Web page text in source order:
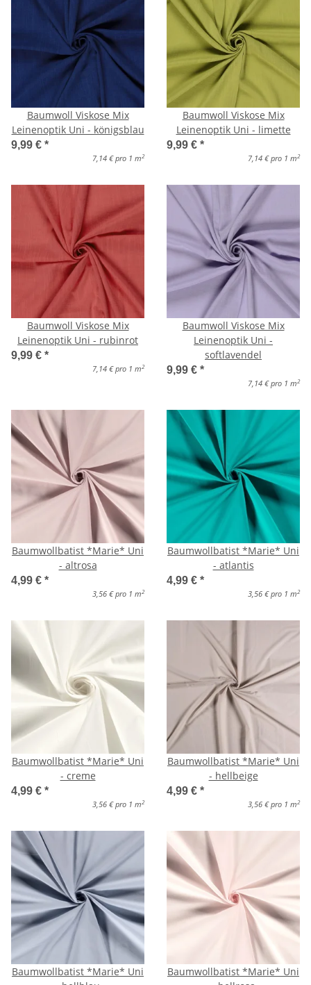
Baumwoll Viskose Mix
Leinenoptik Uni - königsblau
9,99 € *
7,14 € pro 1 m 2
Baumwoll Viskose Mix
Leinenoptik Uni - limette
9,99 € *
7,14 € pro 1 m 2
Baumwoll Viskose Mix
Leinenoptik Uni - rubinrot
9,99 € *
7,14 € pro 1 m 2
Baumwoll Viskose Mix
Leinenoptik Uni -
softlavendel
9,99 € *
7,14 € pro 1 m 2
Baumwollbatist *Marie* Uni
- altrosa
4,99 € *
3,56 € pro 1 m 2
Baumwollbatist *Marie* Uni
- atlantis
4,99 € *
3,56 € pro 1 m 2
Baumwollbatist *Marie* Uni
- creme
4,99 € *
3,56 € pro 1 m 2
Baumwollbatist *Marie* Uni
- hellbeige
4,99 € *
3,56 € pro 1 m 2
Baumwollbatist *Marie* Uni
Baumwollbatist *Marie* Uni